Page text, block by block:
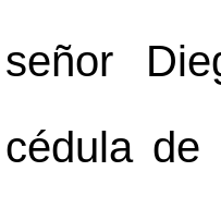
señor
cédula de